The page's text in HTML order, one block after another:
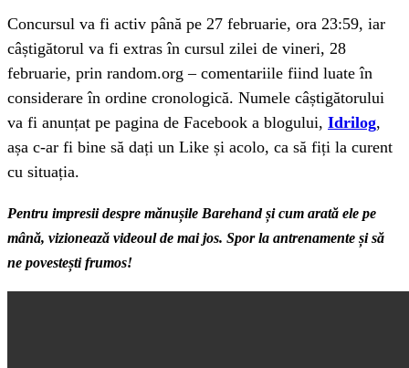
Concursul va fi activ până pe 27 februarie, ora 23:59, iar
câștigătorul va fi extras în cursul zilei de vineri, 28
februarie, prin random.org – comentariile fiind luate în
considerare în ordine cronologică. Numele câștigătorului
va fi anunțat pe pagina de Facebook a blogului, Idrilog,
așa c-ar fi bine să dați un Like și acolo, ca să fiți la curent
cu situația.
Pentru impresii despre mănușile Barehand și cum arată ele pe
mână, vizionează videoul de mai jos. Spor la antrenamente și să
ne povestești frumos!